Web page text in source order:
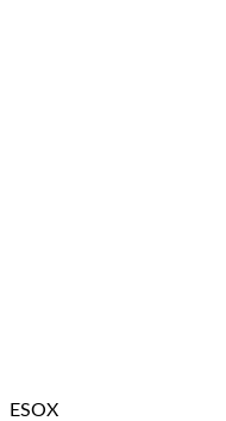
ESOX